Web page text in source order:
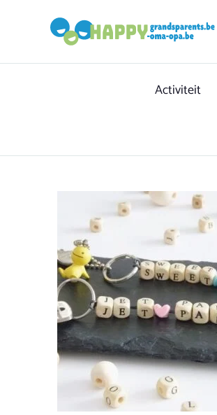
Category
Activiteit